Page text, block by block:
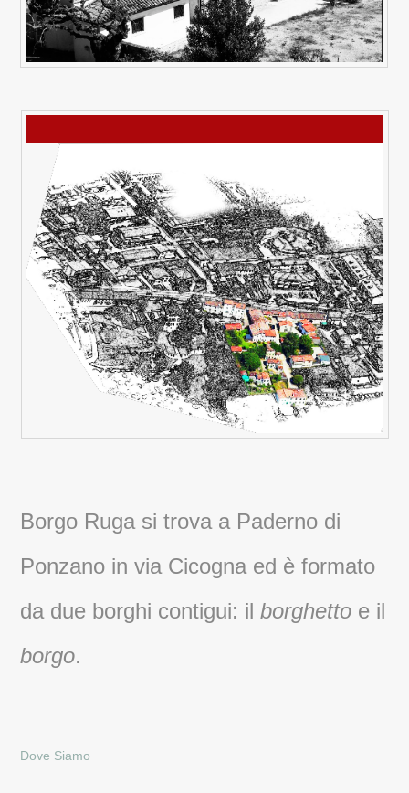
Borgo Ruga si trova a Paderno di
Ponzano in via Cicogna ed è formato
da due borghi contigui: ilborghetto e il
borgo.
Dove Siamo